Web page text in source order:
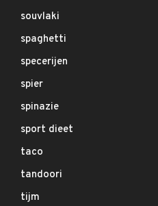
souvlaki
spaghetti
specerijen
spier
spinazie
sport dieet
taco
tandoori
tijm